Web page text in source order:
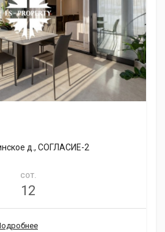
д., СОГЛАСИЕ-2
СОТ.
12